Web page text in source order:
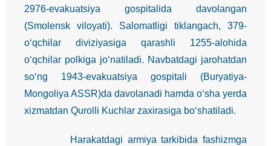
2976-evakuatsiya gospitalida davolangan
(Smolensk viloyati). Salomatligi tiklangach, 379-
o‘qchilar diviziyasiga qarashli 1255-alohida
o‘qchilar polkiga jo‘natiladi. Navbatdagi jarohatdan
so‘ng 1943-evakuatsiya gospitali (Buryatiya-
Mongoliya ASSR)da davolanadi hamda o‘sha yerda
xizmatdan Qurolli Kuchlar zaxirasiga bo‘shatiladi.
Harakatdagi armiya tarkibida fashizmga